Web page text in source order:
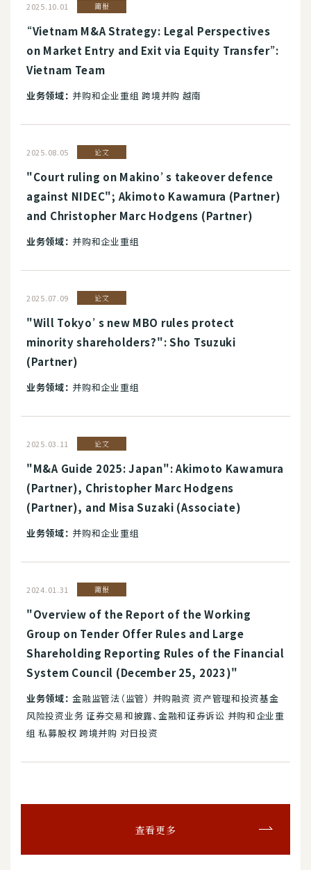
2025.10.01 简报
“Vietnam M&A Strategy: Legal Perspectives
on Market Entry and Exit via Equity Transfer”:
Vietnam Team
业务领域： 并购和企业重组 跨境并购 越南
2025.08.05 论文
"Court ruling on Makino’s takeover defence
against NIDEC"; Akimoto Kawamura (Partner)
and Christopher Marc Hodgens (Partner)
业务领域： 并购和企业重组
2025.07.09 论文
"Will Tokyo’s new MBO rules protect
minority shareholders?": Sho Tsuzuki
(Partner)
业务领域： 并购和企业重组
2025.03.11 论文
"M&A Guide 2025: Japan": Akimoto Kawamura
(Partner), Christopher Marc Hodgens
(Partner), and Misa Suzaki (Associate)
业务领域： 并购和企业重组
2024.01.31 简报
"Overview of the Report of the Working
Group on Tender Offer Rules and Large
Shareholding Reporting Rules of the Financial
System Council (December 25, 2023)"
业务领域： 金融监管法（监管） 并购融资 资产管理和投资基金
风险投资业务 证券交易和披露、金融和证券诉讼 并购和企业重
组 私募股权 跨境并购 对日投资
查看更多